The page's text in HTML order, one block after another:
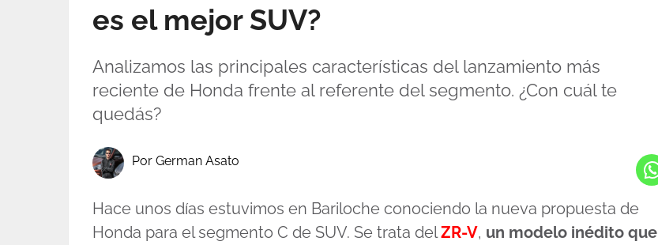
es el mejor SUV?
Analizamos las principales características del lanzamiento más
reciente de Honda frente al referente del segmento. ¿Con cuál te
quedás?
Por German Asato
Hace unos días estuvimos en Bariloche conociendo la nueva propuesta de
Honda para el segmento C de SUV. Se trata delZR-V, un modelo inédito que